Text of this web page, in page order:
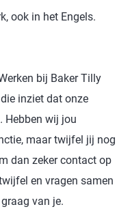
ook in het Engels.
bij Baker Tilly
inziet dat onze
Hebben wij jou
maar twijfel jij nog
dan zeker contact op
en vragen samen
van je.